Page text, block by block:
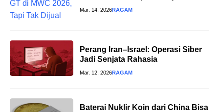
Mar. 14, 2026RAGAM
Perang Iran–Israel: Operasi Siber
Jadi Senjata Rahasia
Mar. 12, 2026RAGAM
Baterai Nuklir Koin dari China Bisa